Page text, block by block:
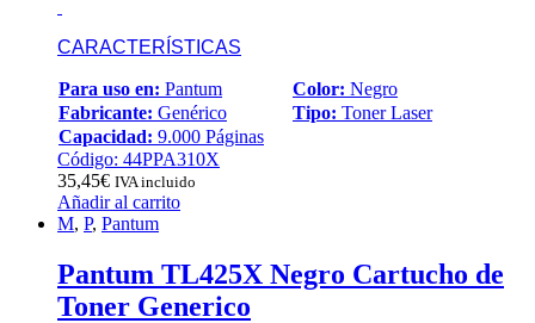
CARACTERÍSTICAS
Para uso en: Pantum Color: Negro
Fabricante: Genérico Tipo: Toner Laser
Capacidad: 9.000 Páginas
Código: 44PPA310X
35,45€ IVA incluido
Añadir al carrito
M, P, Pantum
Pantum TL425X Negro Cartucho de
Toner Generico